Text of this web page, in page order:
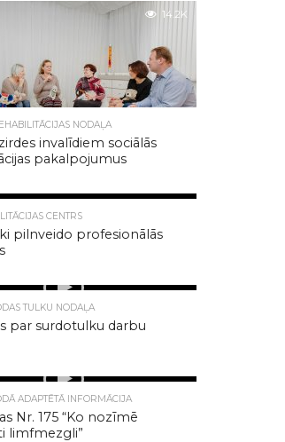
14.2K
NODAĻA
invalīdiem sociālās
pakalpojumus
CENTRS
pilnveido profesionālās
TULKU NODAĻA
par surdotulku darbu
ADAPTĒTĀ INFORMĀCIJA
Nr. 175 “Ko nozīmē
limfmezgli”